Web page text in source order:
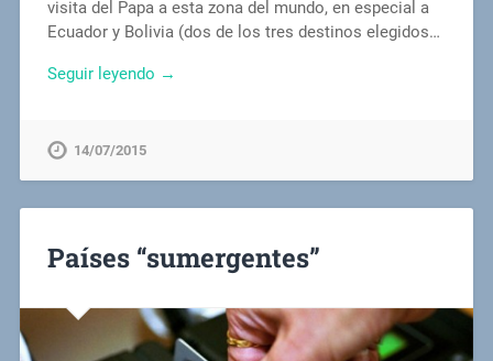
visita del Papa a esta zona del mundo, en especial a
Ecuador y Bolivia (dos de los tres destinos elegidos…
Seguir leyendo →
14/07/2015
Países “sumergentes”